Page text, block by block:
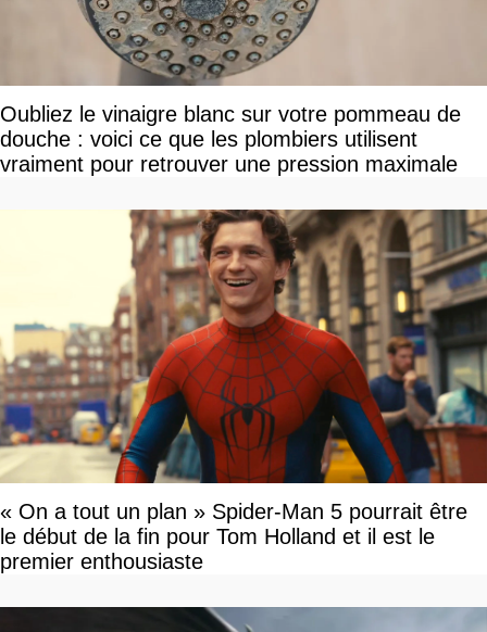
Oubliez le vinaigre blanc sur votre pommeau de
douche : voici ce que les plombiers utilisent
vraiment pour retrouver une pression maximale
« On a tout un plan » Spider-Man 5 pourrait être
le début de la fin pour Tom Holland et il est le
premier enthousiaste